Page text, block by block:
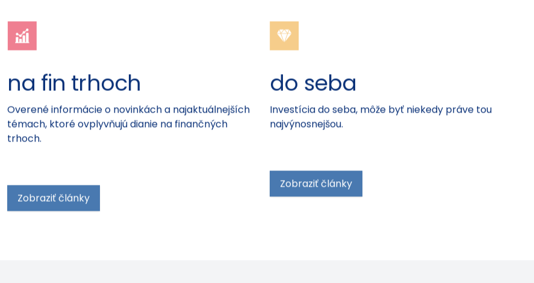
na fin trhoch
Overené informácie o novinkách a najaktuálnejších
témach, ktoré ovplyvňujú dianie na finančných
trhoch.
Zobraziť články
do seba
Investícia do seba, môže byť niekedy práve tou
najvýnosnejšou.
Zobraziť články